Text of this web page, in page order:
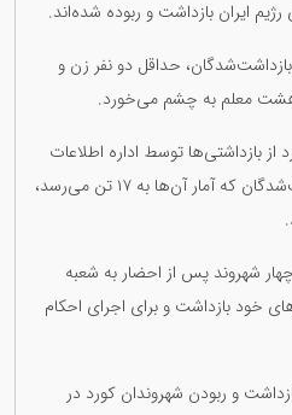
ایران بازداشت و ربوده شده‌اند.
حداقل دو نفر زن و
همچنین افزود که ٣٢ مورد از بازداشتی‌ها توسط اداره اطلاعات
رژیم صورت گرفته و اکثر بازداشت‌شدگان که آمار آن‌ها به ١٧ تن می‌رسد،
چهار شهروند پس از احضار به شعبه
خود بازداشت و برای اجرای احکام
و ربودن شهروندان کورد در